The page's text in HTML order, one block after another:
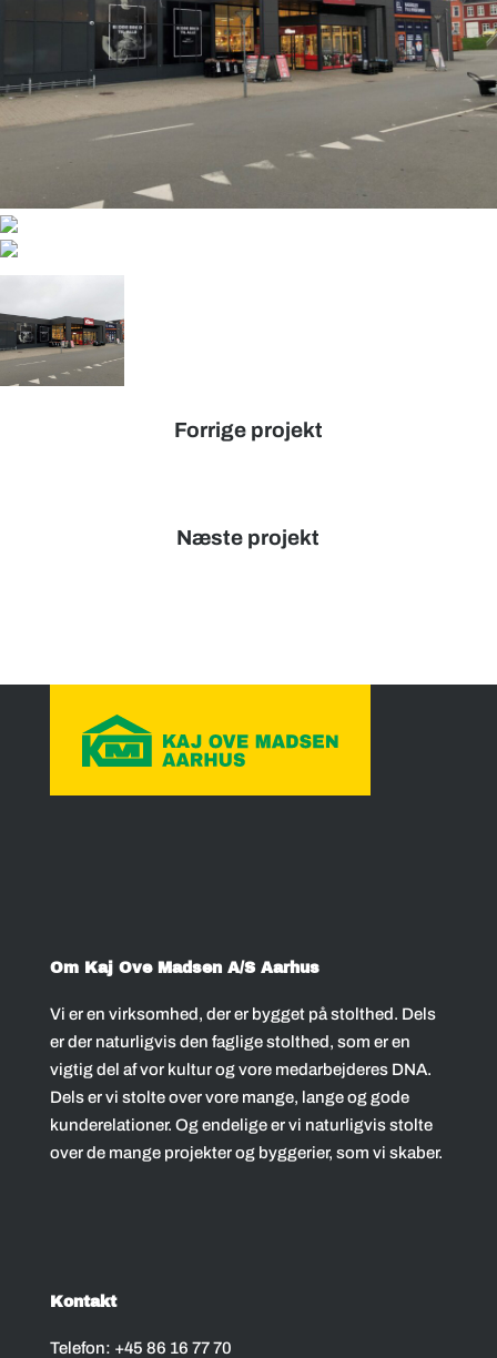
Forrige projekt
Næste projekt
Om Kaj Ove Madsen A/S Aarhus
Vi er en virksomhed, der er bygget på stolthed. Dels
er der naturligvis den faglige stolthed, som er en
vigtig del af vor kultur og vore medarbejderes DNA.
Dels er vi stolte over vore mange, lange og gode
kunderelationer. Og endelige er vi naturligvis stolte
over de mange projekter og byggerier, som vi skaber.
Kontakt
Telefon: +45 86 16 77 70